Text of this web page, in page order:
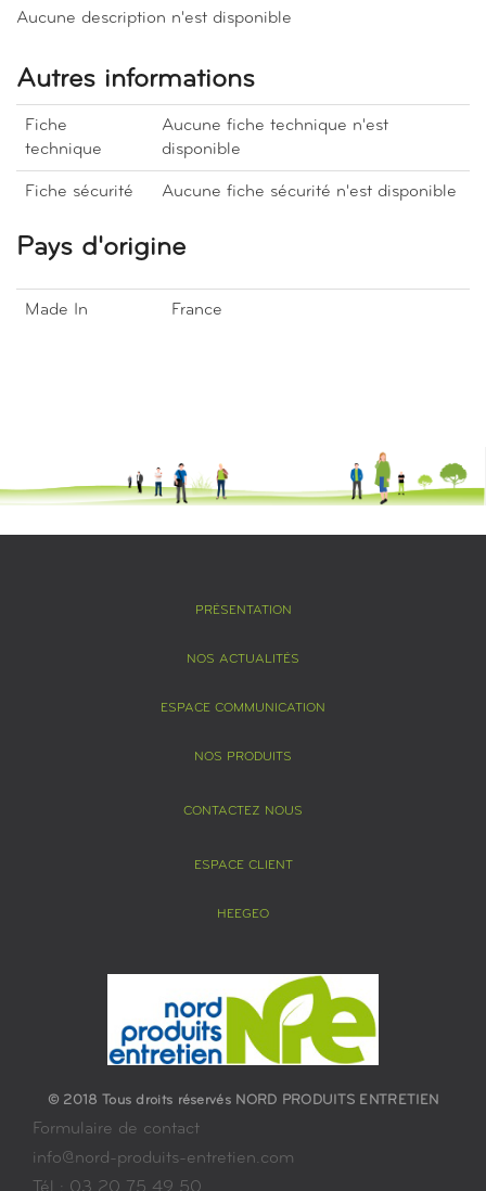
Aucune description n'est disponible
Autres informations
Fiche
technique
Aucune fiche technique n'est
disponible
Fiche sécurité Aucune fiche sécurité n'est disponible
Pays d'origine
Made In France
PRÉSENTATION
NOS ACTUALITÉS
ESPACE COMMUNICATION
NOS PRODUITS
CONTACTEZ NOUS
ESPACE CLIENT
HEEGEO
© 2018 Tous droits réservés NORD PRODUITS ENTRETIEN
Formulaire de contact
info@nord-produits-entretien.com